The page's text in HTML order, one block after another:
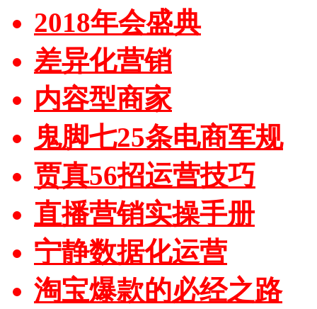
2018年会盛典
差异化营销
内容型商家
鬼脚七25条电商军规
贾真56招运营技巧
直播营销实操手册
宁静数据化运营
淘宝爆款的必经之路